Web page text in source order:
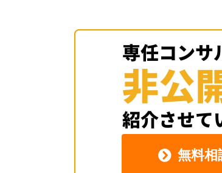
無料相